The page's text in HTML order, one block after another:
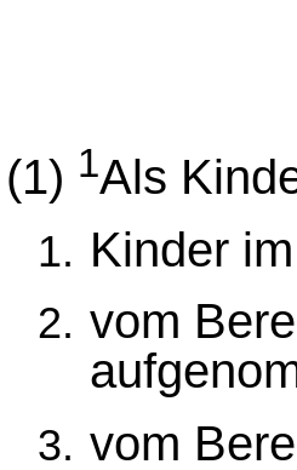
(1) 1Als
Kinder
vom
vom